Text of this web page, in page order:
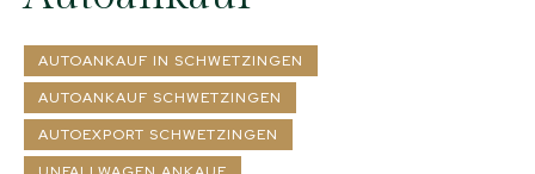
AUTOANKAUF IN SCHWETZINGEN
AUTOANKAUF SCHWETZINGEN
AUTOEXPORT SCHWETZINGEN